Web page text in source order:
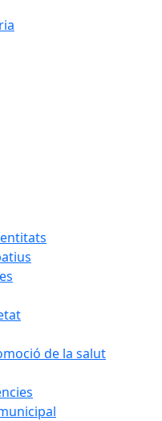
de la salut